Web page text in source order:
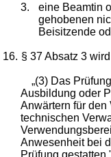
3.
eine Beamtin
gehobenen
Beisitzende
16. § 37 Absatz 3
„(3) Das
Ausbildung oder
Anwärtern für den
technischen
Anwesenheit bei
Prüfung